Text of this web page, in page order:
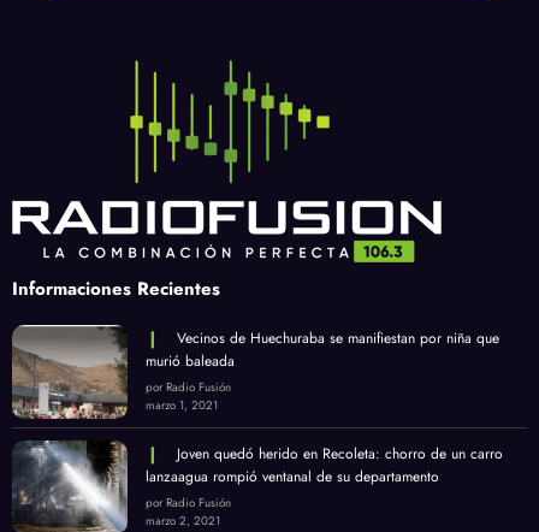
Informaciones Recientes
Vecinos de Huechuraba se manifiestan por niña que
murió baleada
por Radio Fusión
marzo 1, 2021
Joven quedó herido en Recoleta: chorro de un carro
lanzaagua rompió ventanal de su departamento
por Radio Fusión
marzo 2, 2021